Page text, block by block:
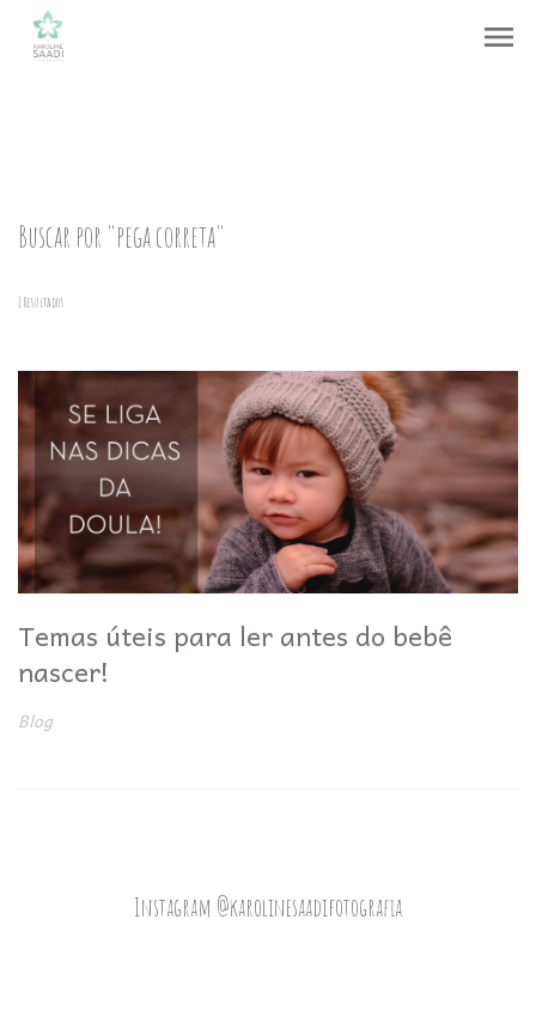
menu
Buscar por "pega correta"
1Resultados
Temas úteis para ler antes do bebê
nascer!
Blog
Instagram @karolinesaadifotografia